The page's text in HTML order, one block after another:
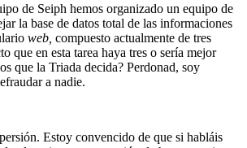
de Seiph hemos organizado un equipo de
la base de datos total de las informaciones
web, compuesto actualmente de tres
que en esta tarea haya tres o sería mejor
que la Triada decida? Perdonad, soy
a nadie.
Estoy convencido de que si habláis